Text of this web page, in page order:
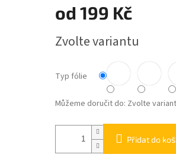
od 199 Kč
cena:
Zvolte variantu
Typ fólie
Můžeme doručit do: Zvolte
Přidat do